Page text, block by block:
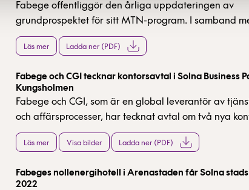
Fabege offentliggör den årliga uppdateringen av
grundprospektet för sitt MTN-program. I samband
även det Gröna ramverket för finansiering
Ramverket utgör en standard för grön finansiering
utfärdat en second opinion på det gröna ramverket.
Läs mer Ladda ner (PDF)
Fabege och CGI tecknar kontorsavtal i Solna Business
Kungsholmen
Fabege och CGI, som är en global leverantör av
och affärsprocesser, har tecknat avtal om två nya
Solna Business Park på cirka 4 200 kvm och det andra
300 kvm i kvarteret Glädjen på Västra Kungsholmen.
och i oktober 2023 i Solna Business Park.
Läs mer Visa bilder Ladda ner (PDF)
Fabeges nollenergihotell i Arenastaden får Solna
2022